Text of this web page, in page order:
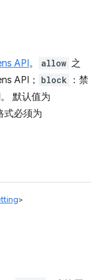
API。 allow 之
API；
block
：禁
默认值为
式必须为
>